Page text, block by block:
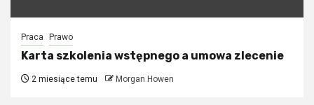
Praca Prawo
Karta szkolenia wstępnego a umowa zlecenie
2 miesiące temu Morgan Howen